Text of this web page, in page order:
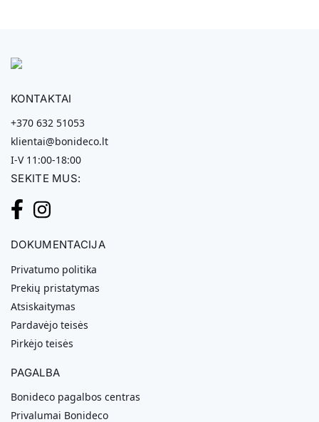
KONTAKTAI
+370 632 51053
klientai@bonideco.lt
I-V 11:00-18:00
SEKITE MUS:
DOKUMENTACIJA
Privatumo politika
Prekių pristatymas
Atsiskaitymas
Pardavėjo teisės
Pirkėjo teisės
PAGALBA
Bonideco pagalbos centras
Privalumai Bonideco